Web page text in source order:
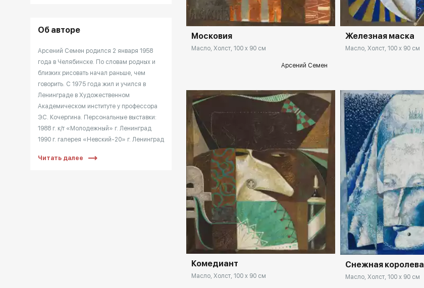
Об авторе
Арсений Семен родился 2 января 1958
года в Челябинске. По словам родных и
близких рисовать начал раньше, чем
говорить. С 1975 года жил и учился в
Ленинграде в Художественном
Академическом институте у профессора
Э.С. Кочергина. Персональные выставки:
1988 г. к/т «Молодежный» г. Ленинград
1990 г. галерея «Невский-20» г. Ленинград
г. галерея «Каменный пояс» г. Челябинск
Читать далее
Московия
Масло, Холст, 100 x 90 см
Арсений Семен
Домен: rakovgallery.ru
Комедиант
Масло, Холст, 100 x 90 см
Железная маска
Масло, Холст, 100 x 90 см
Домен:
Снежная королева
Масло, Холст, 100 x 90 см